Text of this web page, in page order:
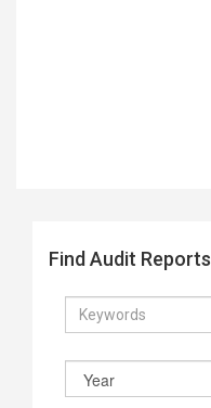
Find Audit Reports